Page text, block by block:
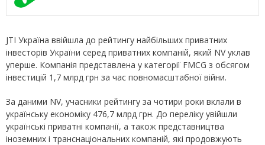
JTI Україна ввійшла до рейтингу найбільших приватних
інвесторів України серед приватних компаній, який NV уклав
уперше. Компанія представлена у категорії FMCG з обсягом
інвестицій 1,7 млрд грн за час повномасштабної війни.
За даними NV, учасники рейтингу за чотири роки вклали в
українську економіку 476,7 млрд грн. До переліку увійшли
українські приватні компанії, а також представництва
іноземних і транснаціональних компаній, які продовжують